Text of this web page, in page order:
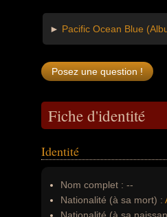
► Pacific Ocean Blue
Fiche d'identité
Identité
Nom complet : --
Nationalité (à sa mort) :